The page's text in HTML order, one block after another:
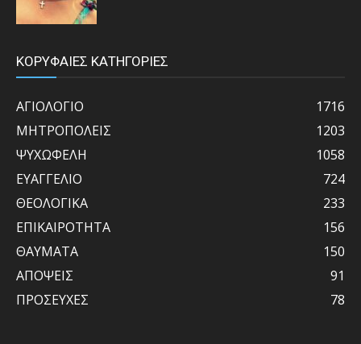
ΚΟΡΥΦΑΙΕΣ ΚΑΤΗΓΟΡΙΕΣ
ΑΓΙΟΛΟΓΙΟ
1716
ΜΗΤΡΟΠΟΛΕΙΣ
1203
ΨΥΧΩΦΕΛΗ
1058
ΕΥΑΓΓΕΛΙΟ
724
ΘΕΟΛΟΓΙΚΑ
233
ΕΠΙΚΑΙΡΟΤΗΤΑ
156
ΘΑΥΜΑΤΑ
150
ΑΠΟΨΕΙΣ
91
ΠΡΟΣΕΥΧΕΣ
78